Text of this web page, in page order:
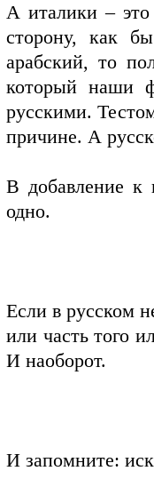
А италики –
сторону, как
арабский, то
который наши
русскими.
причине. А
В добавление к
одно.
Если в русском
или часть того
И наоборот.
И запомните: